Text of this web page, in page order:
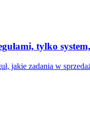
tylko
jakie zadania w